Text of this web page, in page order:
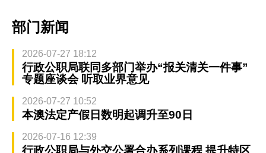
部门新闻
2026-07-27 18:12
行政公职局联同多部门举办“报关清关一件事”
专题座谈会 听取业界意见
2026-07-27 10:52
本澳法定产假日数明起调升至90日
2026-07-16 12:39
行政公职局与外交公署合办系列课程 提升特区